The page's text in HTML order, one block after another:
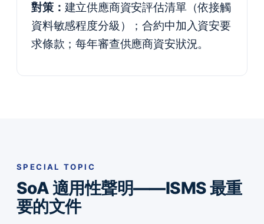
對策： 建立供應商資安評估清單（依接觸
資料敏感程度分級）；合約中加入資安要
求條款；每年審查供應商資安狀況。
SPECIAL TOPIC
SoA 適用性聲明——ISMS 最重
要的文件